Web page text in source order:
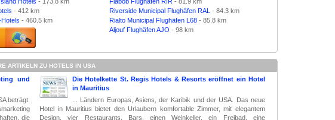
- 412 km
Hotels - 460.5 km
Riverside Municipal Flughäfen RAL - 84.3 km
Rialto Municipal Flughäfen L68- 85.8 km
Aljouf Flughäfen AJO - 98 km
ARTIKELN ZU HOTELS IN USA
und
beträgt.
die
Die Hotelkette St. Regis Hotels & Resorts eröffnet ein Hotel
in Mauritius
... Ländern Europas, Asiens, der Karibik und der USA. Das neue
Hotel in Mauritius bietet den Urlaubern komfortable Zimmer, mit elegantem
Design, vier Restaurants, Bars, einen Weinkeller, ein Freibad, eine